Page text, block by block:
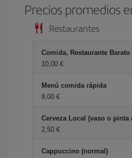
Precios promedios
Restaurantes
Comida, Restaurante Barato
10,00 €
Menú comida rápida
8,00 €
Cerveza Local (vaso o pinta
2,50 €
Cappuccino (normal)